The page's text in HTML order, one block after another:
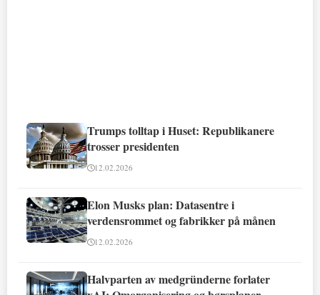
Trumps tolltap i Huset: Republikanere
trosser presidenten
12.02.2026
Elon Musks plan: Datasentre i
verdensrommet og fabrikker på månen
12.02.2026
Halvparten av medgründerne forlater